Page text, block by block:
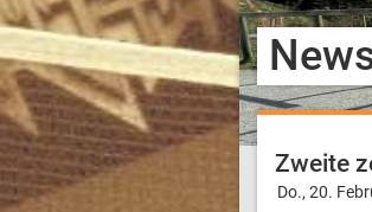
Zweite
Do., 20.